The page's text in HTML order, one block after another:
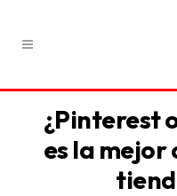
¿Pinterest
es la mejor